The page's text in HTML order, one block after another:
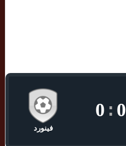
0
:
0
فينورد